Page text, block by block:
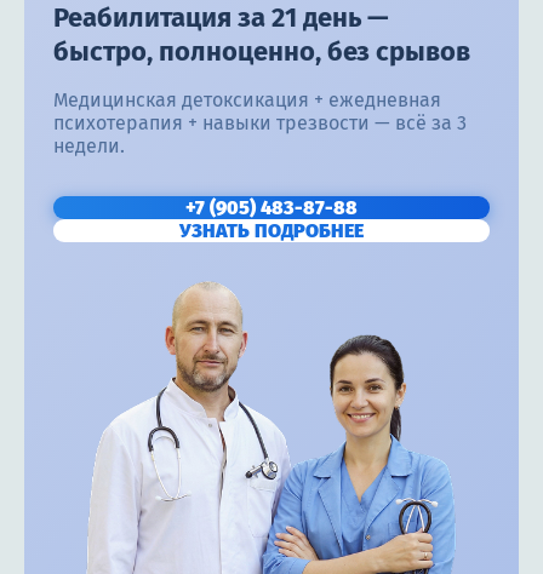
Реабилитация за 21 день —
быстро, полноценно, без срывов
Медицинская детоксикация + ежедневная
психотерапия + навыки трезвости — всё за 3
недели.
+7 (905) 483-87-88
УЗНАТЬ ПОДРОБНЕЕ